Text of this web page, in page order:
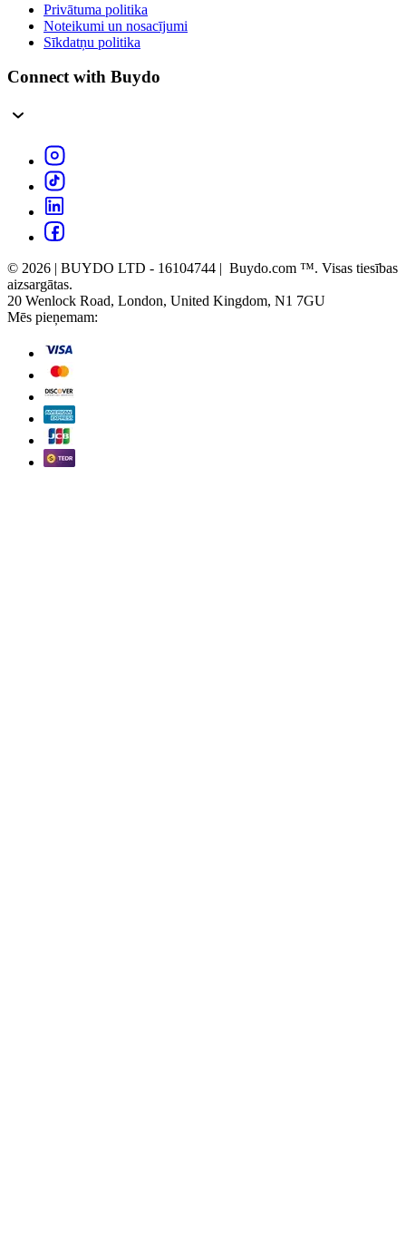
Privātuma politika
Noteikumi un nosacījumi
Sīkdatņu politika
Connect with Buydo
© 2026 | BUYDO LTD - 16104744 | Buydo.com ™. Visas tiesības
aizsargātas.
20 Wenlock Road, London, United Kingdom, N1 7GU
Mēs pieņemam: